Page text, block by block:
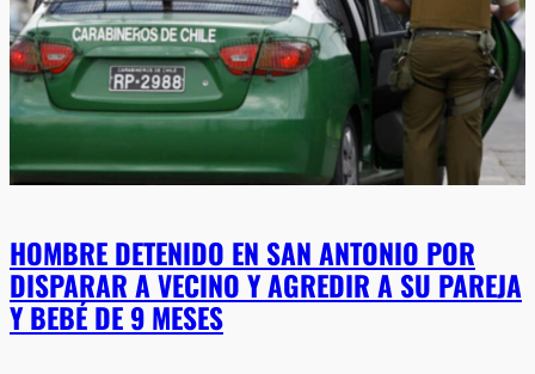
HOMBRE DETENIDO EN SAN ANTONIO POR
DISPARAR A VECINO Y AGREDIR A SU PAREJA
Y BEBÉ DE 9 MESES